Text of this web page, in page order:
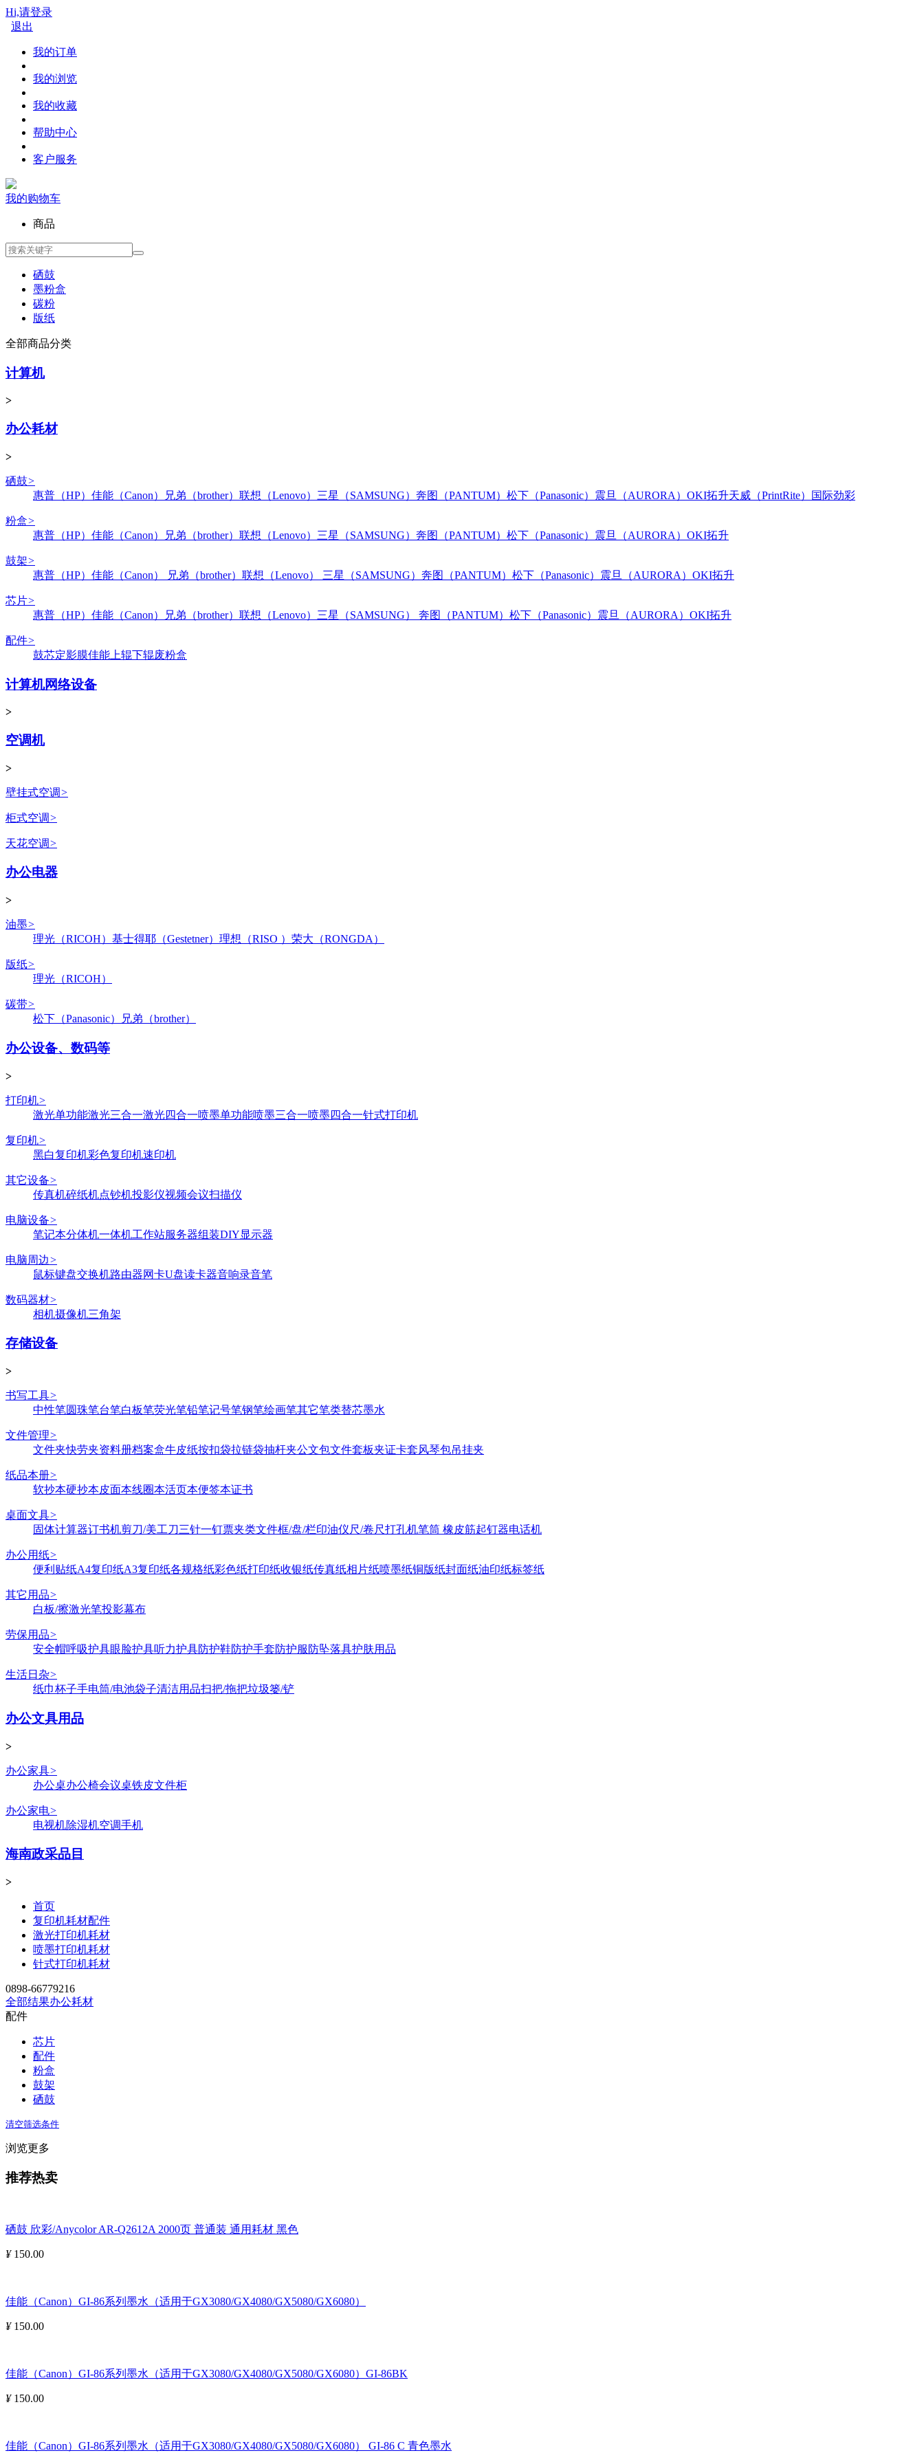
Hi,请登录
退出
我的订单
我的浏览
我的收藏
帮助中心
客户服务
我的购物车
商品
硒鼓
墨粉盒
碳粉
版纸
全部商品分类
计算机
>
办公耗材
>
硒鼓>
惠普（HP） 佳能（Canon） 兄弟（brother） 联想（Lenovo） 三星（SAMSUNG） 奔图（PANTUM） 松下（Panasonic） 震旦（AURORA） OKI拓升天威（PrintRite） 国际劲彩
粉盒>
惠普（HP） 佳能（Canon） 兄弟（brother） 联想（Lenovo） 三星（SAMSUNG） 奔图（PANTUM） 松下（Panasonic） 震旦（AURORA） OKI拓升
鼓架>
惠普（HP） 佳能（Canon） 兄弟（brother） 联想（Lenovo） 三星（SAMSUNG） 奔图（PANTUM） 松下（Panasonic） 震旦（AURORA） OKI拓升
芯片>
惠普（HP） 佳能（Canon） 兄弟（brother） 联想（Lenovo） 三星（SAMSUNG） 奔图（PANTUM） 松下（Panasonic） 震旦（AURORA） OKI拓升
配件>
鼓芯定影膜佳能 上辊下辊废粉盒
计算机网络设备
>
空调机
>
壁挂式空调>
柜式空调>
天花空调>
办公电器
>
油墨>
理光（RICOH） 基士得耶（Gestetner） 理想（RISO ） 荣大（RONGDA）
版纸>
理光（RICOH）
碳带>
松下（Panasonic）
兄弟（brother）
办公设备、数码等
>
打印机>
激光单功能激光三合一激光四合一喷墨单功能喷墨三合一喷墨四合一针式打印机
复印机>
黑白复印机彩色复印机速印机
其它设备>
传真机碎纸机点钞机投影仪视频会议扫描仪
电脑设备>
笔记本分体机一体机工作站服务器组装DIY显示器
电脑周边>
鼠标键盘交换机路由器网卡U盘读卡器音响录音笔
数码器材>
相机摄像机三角架
存储设备
>
书写工具>
中性笔圆珠笔台笔白板笔荧光笔铅笔记号笔钢笔绘画笔其它笔类替芯墨水
文件管理>
文件夹快劳夹资料册档案盒牛皮纸按扣袋拉链袋抽杆夹公文包文件套板夹证卡套风琴包吊挂夹
纸品本册>
软抄本硬抄本皮面本线圈本活页本便签本证书
桌面文具>
固体计算器订书机剪刀/美工刀三针一钉票夹类文件框/盘/栏印油仪尺/卷尺打孔机笔筒 橡皮筋起钉器电话机
办公用纸>
便利贴纸A4复印纸A3复印纸各规格纸彩色纸打印纸收银纸传真纸相片纸喷墨纸铜版纸封面纸油印纸标签纸
其它用品>
白板/擦激光笔投影幕布
劳保用品>
安全帽呼吸护具眼脸护具听力护具防护鞋防护手套防护服 防坠落具护肤用品
生活日杂>
纸巾杯子手电筒/电池袋子清洁用品扫把/拖把垃圾篓/铲
办公文具用品
>
办公家具>
办公桌办公椅会议桌铁皮文件柜
办公家电>
电视机除湿机空调手机
海南政采品目
>
首页
复印机耗材配件
激光打印机耗材
喷墨打印机耗材
针式打印机耗材
0898-66779216
全部结果办公耗材
配件
芯片
配件
粉盒
鼓架
硒鼓
清空筛选条件
浏览更多
推荐热卖
硒鼓 欣彩/Anycolor AR-Q2612A 2000页 普通装 通用耗材 黑色
¥150.00
佳能（Canon）GI-86系列墨水（适用于GX3080/GX4080/GX5080/GX6080）
¥150.00
佳能（Canon）GI-86系列墨水（适用于GX3080/GX4080/GX5080/GX6080）GI-86BK
¥150.00
佳能（Canon）GI-86系列墨水（适用于GX3080/GX4080/GX5080/GX6080） GI-86 C 青色墨水